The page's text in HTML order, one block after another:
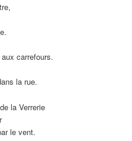
carrefours.
la rue.
la Verrerie
le vent.